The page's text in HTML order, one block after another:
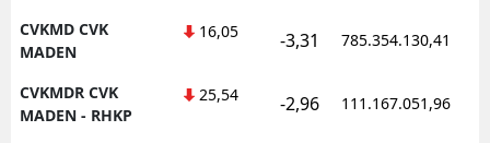
CVKMD CVK
MADEN
16,05 -3,31 785.354.130,41
CVKMDR CVK
MADEN - RHKP
25,54 -2,96 111.167.051,96